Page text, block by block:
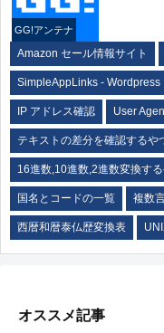
GG!アンテナ
Amazon セール情報サイト
SimpleAppLinks - Wordpress
IP アドレス確認 User
テキストの差分を確認するや
16進数,10進数,2進数変換す
国名とコードの一覧 複数
西暦和暦泰仏歴変換表
オススメ記事